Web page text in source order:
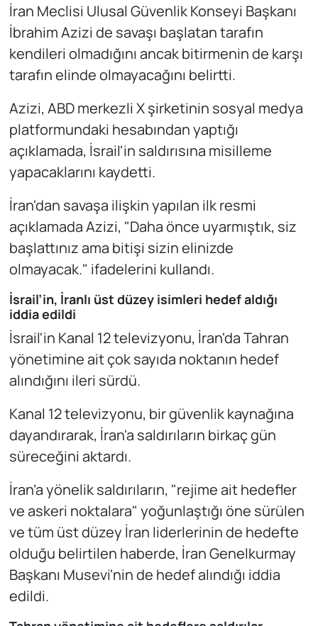
İran Meclisi Ulusal Güvenlik Konseyi Başkanı
İbrahim Azizi de savaşı başlatan tarafın
kendileri olmadığını ancak bitirmenin de karşı
tarafın elinde olmayacağını belirtti.
Azizi, ABD merkezli X şirketinin sosyal medya
platformundaki hesabından yaptığı
açıklamada, İsrail'in saldırısına misilleme
yapacaklarını kaydetti.
İran'dan savaşa ilişkin yapılan ilk resmi
açıklamada Azizi, "Daha önce uyarmıştık, siz
başlattınız ama bitişi sizin elinizde
olmayacak." ifadelerini kullandı.
İsrail’in, İranlı üst düzey isimleri hedef aldığı
iddia edildi
İsrail'in Kanal 12 televizyonu, İran'da Tahran
yönetimine ait çok sayıda noktanın hedef
alındığını ileri sürdü.
Kanal 12 televizyonu, bir güvenlik kaynağına
dayandırarak, İran'a saldırıların birkaç gün
süreceğini aktardı.
İran’a yönelik saldırıların, "rejime ait hedefler
ve askeri noktalara" yoğunlaştığı öne sürülen
ve tüm üst düzey İran liderlerinin de hedefte
olduğu belirtilen haberde, İran Genelkurmay
Başkanı Musevi'nin de hedef alındığı iddia
edildi.